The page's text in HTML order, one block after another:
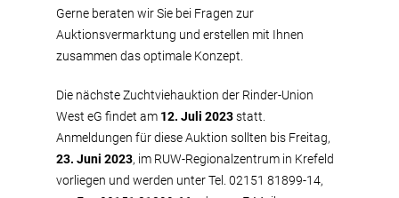
Gerne beraten wir Sie bei Fragen zur
Auktionsvermarktung und erstellen mit Ihnen
zusammen das optimale Konzept.
Die nächste Zuchtviehauktion der Rinder-Union
West eG findet am 12. Juli 2023statt.
Anmeldungen für diese Auktion sollten bis Freitag,
23. Juni 2023, im RUW-Regionalzentrum in Krefeld
vorliegen und werden unter Tel. 02151 81899-14,